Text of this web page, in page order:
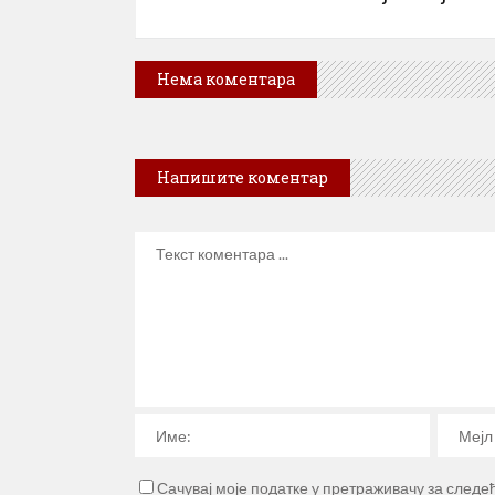
Нема коментара
Напишите коментар
Сачувај моје податке у претраживачу за